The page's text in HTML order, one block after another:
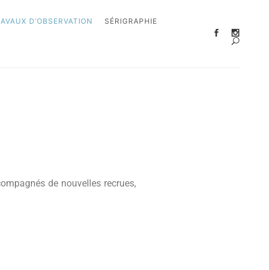
D’OBSERVATION SÉRIGRAPHIE
de nouvelles recrues,